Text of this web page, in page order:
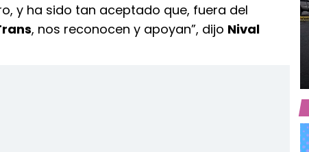
y ha sido tan aceptado que, fuera del
, nos reconocen y apoyan”, dijo Nival